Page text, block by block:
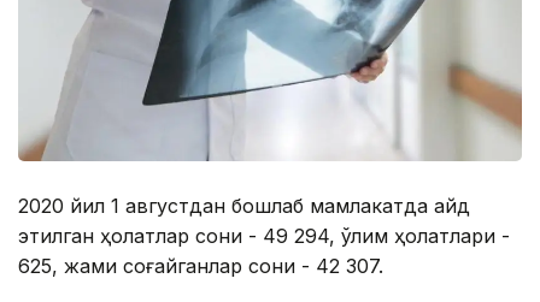
2020 йил 1 августдан бошлаб мамлакатда қайд
этилган ҳолатлар сони - 49 294, ўлим ҳолатлари -
625, жами соғайганлар сони - 42 307.